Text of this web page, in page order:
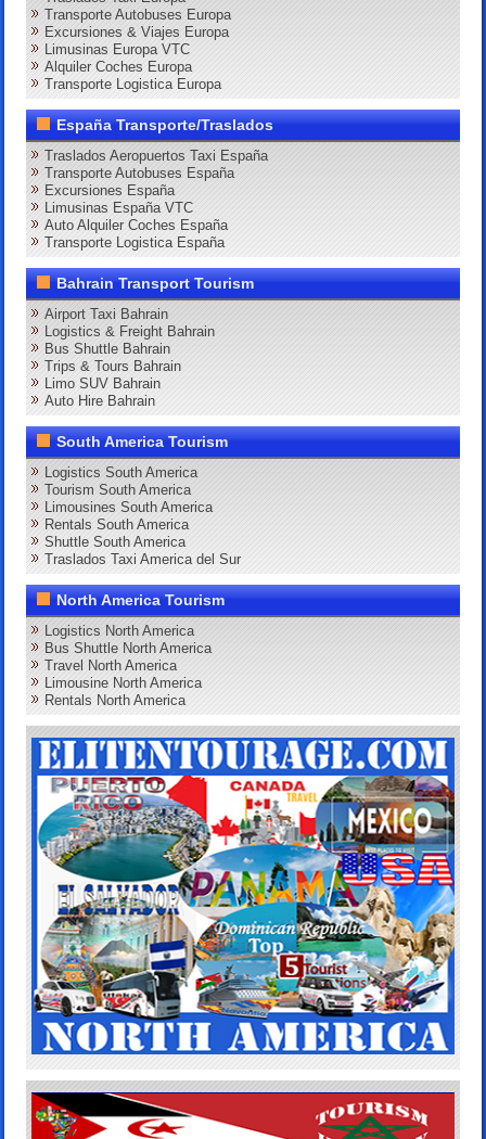
Transporte Autobuses Europa
Excursiones & Viajes Europa
Limusinas Europa VTC
Alquiler Coches Europa
Transporte Logistica Europa
España Transporte/Traslados
Traslados Aeropuertos Taxi España
Transporte Autobuses España
Excursiones España
Limusinas España VTC
Auto Alquiler Coches España
Transporte Logistica España
Bahrain Transport Tourism
Airport Taxi Bahrain
Logistics & Freight Bahrain
Bus Shuttle Bahrain
Trips & Tours Bahrain
Limo SUV Bahrain
Auto Hire Bahrain
South America Tourism
Logistics South America
Tourism South America
Limousines South America
Rentals South America
Shuttle South America
Traslados Taxi America del Sur
North America Tourism
Logistics North America
Bus Shuttle North America
Travel North America
Limousine North America
Rentals North America